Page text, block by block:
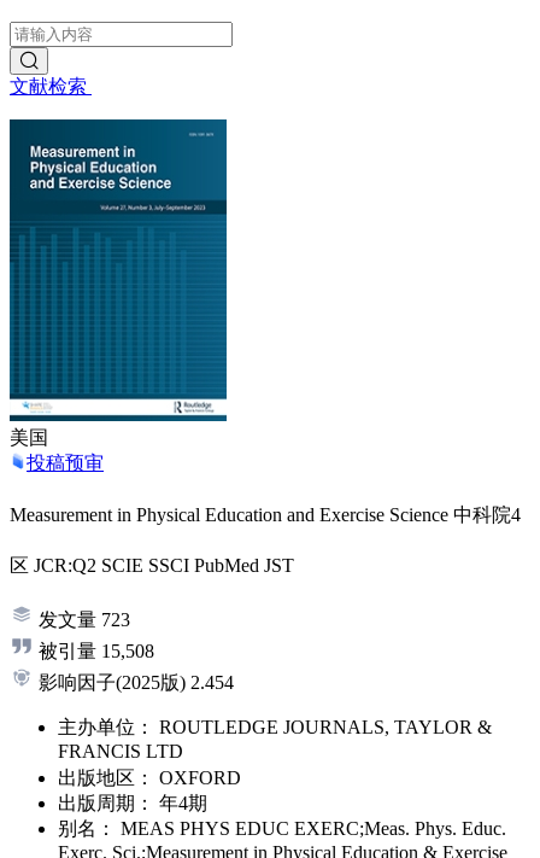
文献检索
美国
投稿预审
Measurement in Physical Education and Exercise Science 中科院4
区 JCR:Q2 SCIE SSCI PubMed JST
发文量 723
被引量 15,508
影响因子(2025版) 2.454
主办单位：
ROUTLEDGE JOURNALS, TAYLOR &
FRANCIS LTD
出版地区：
OXFORD
出版周期：
年4期
别名：
MEAS PHYS EDUC EXERC;Meas. Phys. Educ.
Exerc. Sci.;Measurement in Physical Education & Exercise